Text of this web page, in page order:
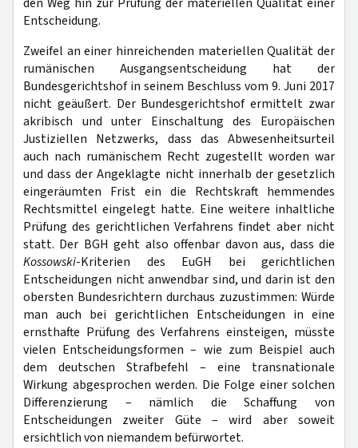
den Weg hin zur Prüfung der materiellen Qualität einer
Entscheidung.
Zweifel an einer hinreichenden materiellen Qualität der
rumänischen Ausgangsentscheidung hat der
Bundesgerichtshof in seinem Beschluss vom 9. Juni 2017
nicht geäußert. Der Bundesgerichtshof ermittelt zwar
akribisch und unter Einschaltung des Europäischen
Justiziellen Netzwerks, dass das Abwesenheitsurteil
auch nach rumänischem Recht zugestellt worden war
und dass der Angeklagte nicht innerhalb der gesetzlich
eingeräumten Frist ein die Rechtskraft hemmendes
Rechtsmittel eingelegt hatte. Eine weitere inhaltliche
Prüfung des gerichtlichen Verfahrens findet aber nicht
statt. Der BGH geht also offenbar davon aus, dass die
Kossowski-Kriterien des EuGH bei gerichtlichen
Entscheidungen nicht anwendbar sind, und darin ist den
obersten Bundesrichtern durchaus zuzustimmen: Würde
man auch bei gerichtlichen Entscheidungen in eine
ernsthafte Prüfung des Verfahrens einsteigen, müsste
vielen Entscheidungsformen – wie zum Beispiel auch
dem deutschen Strafbefehl – eine transnationale
Wirkung abgesprochen werden. Die Folge einer solchen
Differenzierung – nämlich die Schaffung von
Entscheidungen zweiter Güte – wird aber soweit
ersichtlich von niemandem befürwortet.